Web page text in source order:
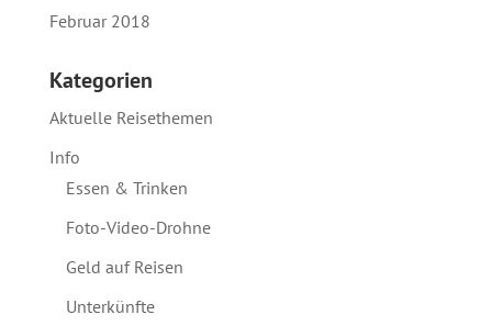
Februar 2018
Kategorien
Aktuelle Reisethemen
Info
Essen & Trinken
Foto-Video-Drohne
Geld auf Reisen
Unterkünfte